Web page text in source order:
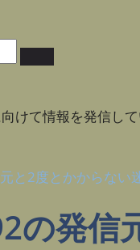
けて情報を発信して
と2度とかからない
の発信